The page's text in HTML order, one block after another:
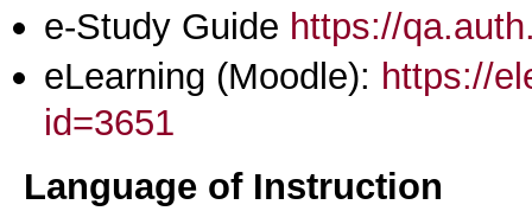
e-Study Guide https://
eLearning (Moodle): https://
id=3651
Language of Instruction